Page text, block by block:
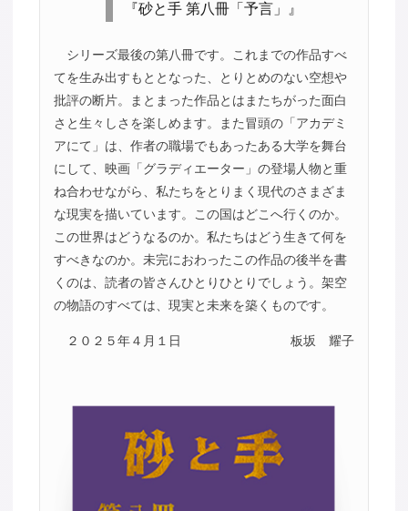
『砂と手 第八冊「予言」』
シリーズ最後の第八冊です。これまでの作品すべ
てを生み出すもととなった、とりとめのない空想や
批評の断片。まとまった作品とはまたちがった面白
さと生々しさを楽しめます。また冒頭の「アカデミ
アにて」は、作者の職場でもあったある大学を舞台
にして、映画「グラディエーター」の登場人物と重
ね合わせながら、私たちをとりまく現代のさまざま
な現実を描いています。この国はどこへ行くのか。
この世界はどうなるのか。私たちはどう生きて何を
すべきなのか。未完におわったこの作品の後半を書
くのは、読者の皆さんひとりひとりでしょう。架空
の物語のすべては、現実と未来を築くものです。
２０２５年４月１日 板坂 耀子